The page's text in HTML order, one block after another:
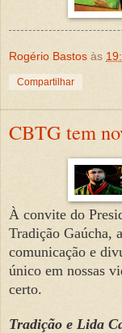
Rogério Bastos às
Compartilhar
CBTG tem
À convite do
Tradição Gaúcha,
comunicação e
único em nossas
certo.
Tradição e Lida